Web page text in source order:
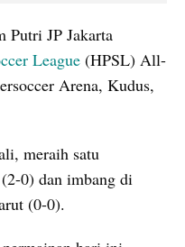
Putri JP Jakarta
League (HPSL) All-
Arena, Kudus,
meraih satu
0) dan imbang di
(0-0).